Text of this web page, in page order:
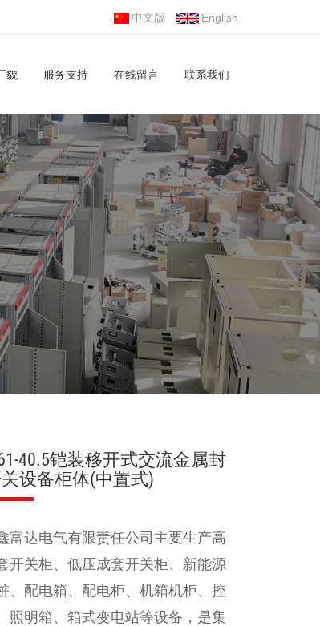
中文版 English
貌 服务支持 在线留言 联系我们
40.5铠装移开式交流金属封
设备柜体(中置式)
富达电气有限责任公司 主要生产高
开关柜、 低压成套开关柜、 新能源
、 配电箱、 配电柜、 机箱机柜、 控
照明箱、 箱式变电站等设备，是集